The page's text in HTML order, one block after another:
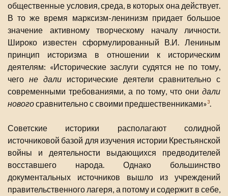
общественные условия, среда, в которых она действует.
В то же время марксизм-ленинизм придает большое
значение активному творческому началу личности.
Широко известен сформулированный В.И. Лениным
принцип историзма в отношении к историческим
деятелям: «Исторические заслуги судятся не по тому,
чего не дали исторические деятели сравнительно с
современными требованиями, а по тому, что они дали
новогосравнительно с своими предшественниками»3.
Советские историки располагают солидной
источниковой базой для изучения истории Крестьянской
войны и деятельности выдающихся предводителей
восставшего народа. Однако большинство
документальных источников вышло из учреждений
правительственного лагеря, а потому и содержит в себе,